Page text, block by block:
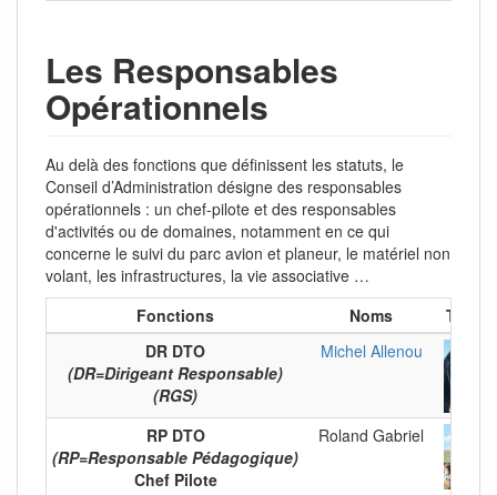
Les Responsables
Opérationnels
Au delà des fonctions que définissent les statuts, le
Conseil d’Administration désigne des responsables
opérationnels : un chef-pilote et des responsables
d'activités ou de domaines, notamment en ce qui
concerne le suivi du parc avion et planeur, le matériel non
volant, les infrastructures, la vie associative …
Fonctions
Noms
Trombi
DR DTO
(DR=Dirigeant Responsable)
(RGS)
Michel Allenou
RP DTO
(RP=Responsable Pédagogique)
Chef Pilote
Roland Gabriel